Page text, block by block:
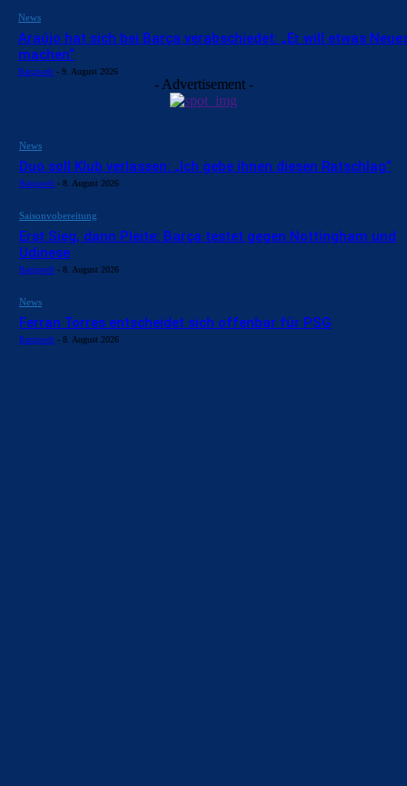
News
Araújo hat sich bei Barça verabschiedet: „Er will etwas
machen“
Barçawelt - 9. August 2026
- Advertisement -
News
Duo soll Klub verlassen: „Ich gebe ihnen diesen Ratschlag“
Barçawelt - 8. August 2026
Saisonvobereitung
Erst Sieg, dann Pleite: Barça testet gegen Nottingham und
Udinese
Barçawelt - 8. August 2026
News
Ferran Torres entscheidet sich offenbar für PSG
Barçawelt - 8. August 2026